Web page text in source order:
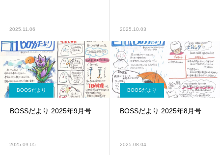
2025.11.06 2025.10.03
BOOSだより
BOSSだより 2025年9月号
2025.09.05
BOOSだより
BOSSだより 2025年8月号
2025.08.04